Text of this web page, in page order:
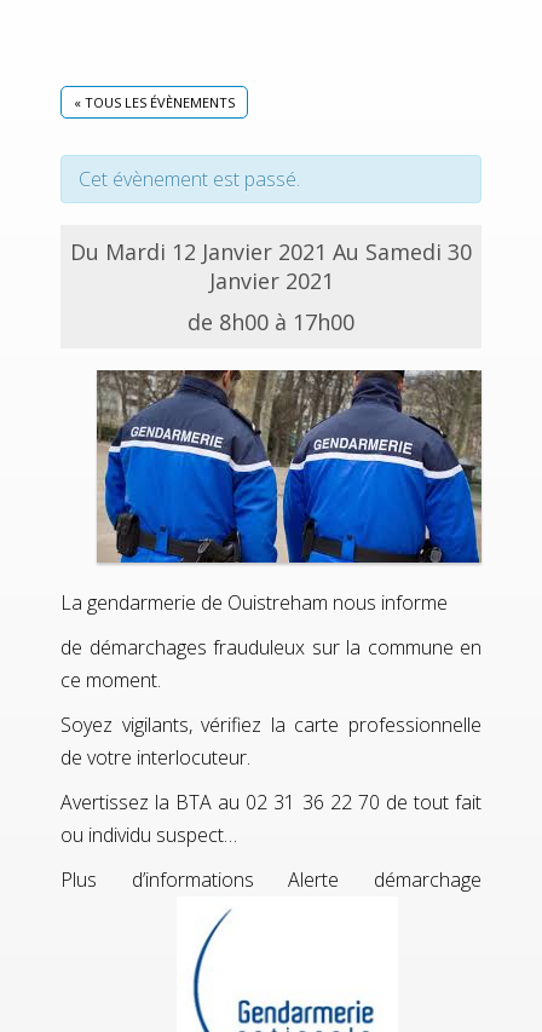
« TOUS LES ÉVÈNEMENTS
Cet évènement est passé.
Du Mardi 12 Janvier 2021 Au Samedi 30
Janvier 2021
de 8h00 à 17h00
La gendarmerie de Ouistreham nous informe
de démarchages frauduleux sur la commune en
ce moment.
Soyez vigilants, vérifiez la carte professionnelle
de votre interlocuteur.
Avertissez la BTA au 02 31 36 22 70 de tout fait
ou individu suspect…
Plus d’informationsAlerte démarchage